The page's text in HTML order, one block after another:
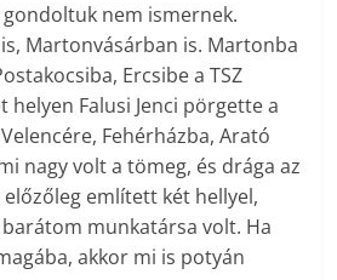
nem ismernek.
Martonvásárban is. Martonba
Ercsibe a TSZ
helyen Falusi Jenci pörgette a
Fehérházba, Arató
nagy volt a tömeg, és drága az
említett két hellyel,
barátom munkatársa volt. Ha
akkor mi is potyán